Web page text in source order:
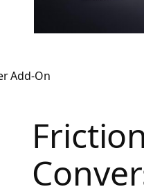
Add-On